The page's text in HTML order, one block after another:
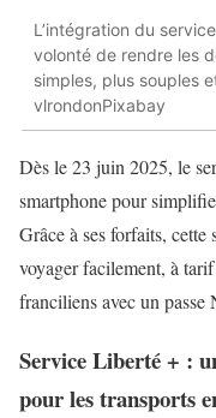
L’intégration du
volonté de rendre les
simples, plus souples
vlrondonPixabay
Dès le 23 juin 2025, le
smartphone pour
Grâce à ses forfaits,
voyager facilement, à
franciliens avec un passe
Service Liberté + :
pour les transports